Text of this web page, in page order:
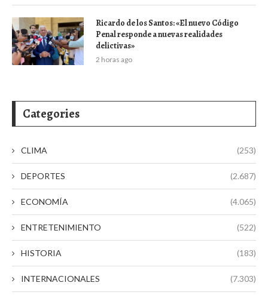
Ricardo de los Santos: «El nuevo Código
Penal responde a nuevas realidades
delictivas»
2 horas ago
Categories
CLIMA (253)
DEPORTES (2.687)
ECONOMÍA (4.065)
ENTRETENIMIENTO (522)
HISTORIA (183)
INTERNACIONALES (7.303)